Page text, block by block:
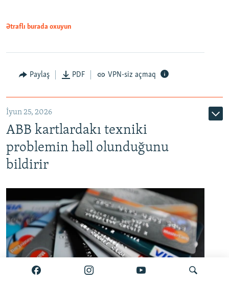
Auto 240p 360p 480p
720p 1080p
Ətraflı burada oxuyun
Paylaş PDF VPN-siz açmaq
İyun 25, 2026
ABB kartlardakı texniki
problemin həll olunduğunu
bildirir